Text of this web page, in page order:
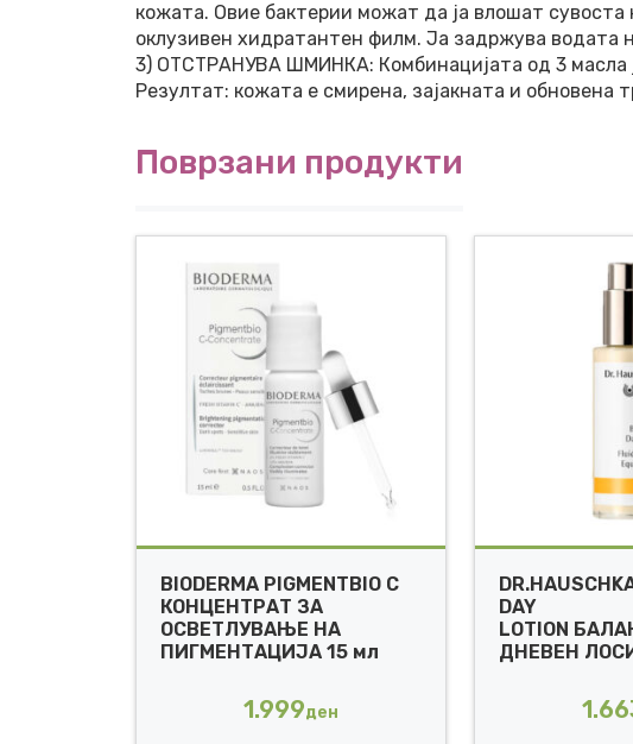
кожата. Овие бактерии можат да ја влошат
оклузивен хидратантен филм. Ја задржува водата
3) ОТСТРАНУВА ШМИНКА: Комбинацијата од 3 масла
Резултат: кожата е смирена, зајакната и обновена
Поврзани продукти
BIODERMA PIGMENTBIO C
КОНЦЕНТРАТ ЗА
ОСВЕТЛУВАЊЕ НА
ПИГМЕНТАЦИЈА 15 мл
1.999ден
DAY
LOTION
ДНЕВЕН